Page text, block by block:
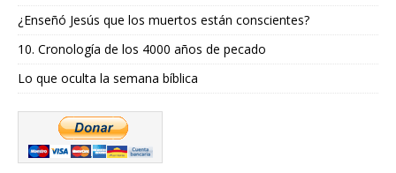
¿Enseñó Jesús que los muertos están conscientes?
10. Cronología de los 4000 años de pecado
Lo que oculta la semana bíblica